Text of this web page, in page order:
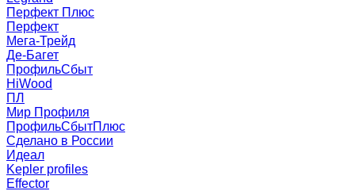
Перфект Плюс
Перфект
Мега-Трейд
Де-Багет
ПрофильСбыт
HiWood
ПЛ
Мир Профиля
ПрофильСбытПлюс
Сделано в России
Идеал
Kepler profiles
Effector